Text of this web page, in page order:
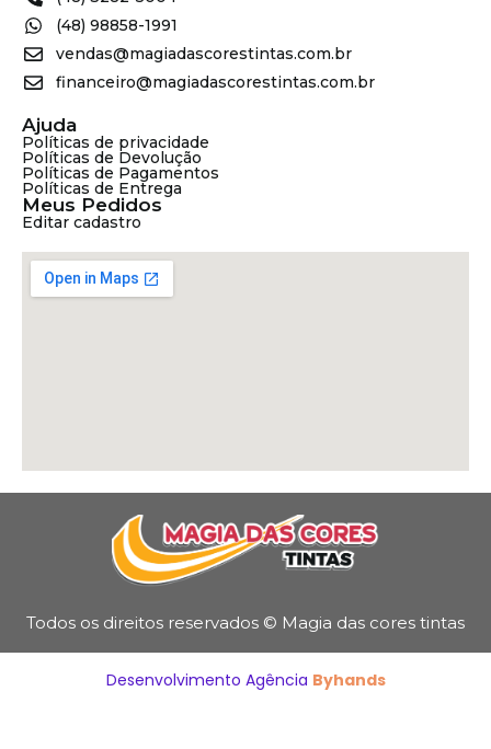
(48) 98858-1991
vendas@magiadascorestintas.com.br
financeiro@magiadascorestintas.com.br
Ajuda
Políticas de privacidade
Políticas de Devolução
Políticas de Pagamentos
Políticas de Entrega
Meus Pedidos
Editar cadastro
Todos os direitos reservados © Magia das cores tintas
Desenvolvimento Agência Byhands